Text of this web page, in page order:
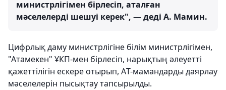
министрлігімен бірлесіп, аталған
мәселелерді шешуі керек", — деді А. Мамин.
Цифрлық даму министрлігіне білім министрлігімен,
"Атамекен" ҰКП-мен бірлесіп, нарықтың әлеуетті
қажеттілігін ескере отырып, АT-мамандарды даярлау
мәселелерін пысықтау тапсырылды.